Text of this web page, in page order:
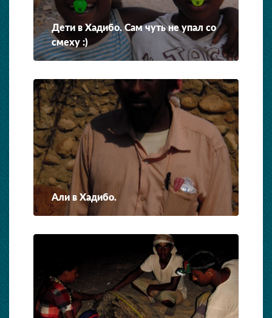
Дети в Хадибо. Сам чуть не упал со
смеху :)
Али в Хадибо.